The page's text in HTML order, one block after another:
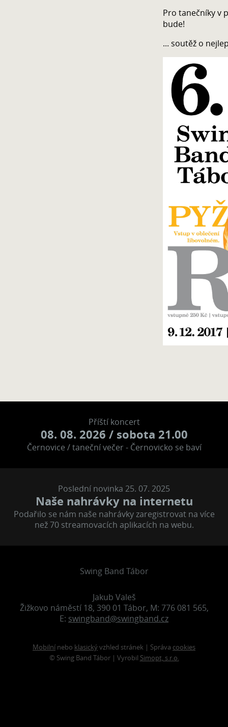
Pro tanečníky v
bude!
... soutěž o
Příští koncert
08. 08. 2026 / sobota 21.00
Černovice / taneční večer - Černovicko se baví
Poslední novinka 25. 07. 2025
Naše nahrávky na internetu
Podařilo se nám naše nahrávky zaregistrovat na více
než 70 streamovacích aplikacích na webu.
Swing Band Tábor
Jakub Valeš
Žižkovo náměstí 18, 390 01 Tábor, M: 776 081 565,
E: swingband@swingband.cz
Mobilní nebo klasickývzhled stránek | Správa cookies
© Swing Band Tábor | Vyrobil Simopt, s.r.o.